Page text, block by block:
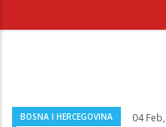
BOSNA I HERCEGOVINA 04